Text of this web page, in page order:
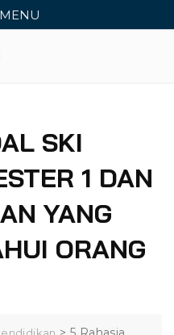
SKI
1 DAN
YANG
ORANG